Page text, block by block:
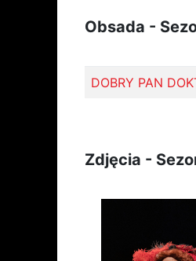
Obsada -
DOBRY PAN
Zdjęcia -